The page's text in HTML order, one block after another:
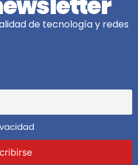
de tecnología y redes